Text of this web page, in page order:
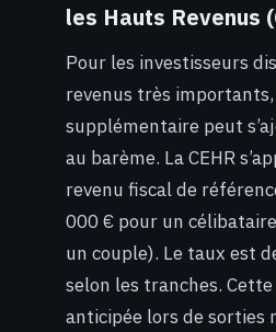
les Hauts Revenus
Pour les investisseurs
revenus très
supplémentaire peut
au barème. La CEHR
revenu fiscal de
000 € pour un
un couple). Le taux est
selon les tranches.
anticipée lors de sorties